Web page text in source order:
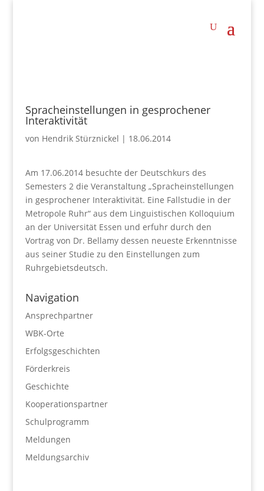
Spracheinstellungen in gesprochener
Interaktivität
von Hendrik Stürznickel | 18.06.2014
Am 17.06.2014 besuchte der Deutschkurs des
Semesters 2 die Veranstaltung „Spracheinstellungen
in gesprochener Interaktivität. Eine Fallstudie in der
Metropole Ruhr“ aus dem Linguistischen Kolloquium
an der Universität Essen und erfuhr durch den
Vortrag von Dr. Bellamy dessen neueste Erkenntnisse
aus seiner Studie zu den Einstellungen zum
Ruhrgebietsdeutsch.
Navigation
Ansprechpartner
WBK-Orte
Erfolgsgeschichten
Förderkreis
Geschichte
Kooperationspartner
Schulprogramm
Meldungen
Meldungsarchiv